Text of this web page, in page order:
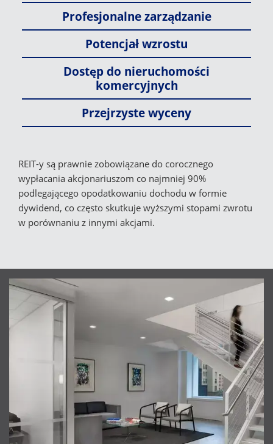
Profesjonalne zarządzanie
Potencjał wzrostu
Dostęp do nieruchomości
komercyjnych
Przejrzyste wyceny
REIT-y są prawnie zobowiązane do corocznego
wypłacania akcjonariuszom co najmniej 90%
podlegającego opodatkowaniu dochodu w formie
dywidend, co często skutkuje wyższymi stopami zwrotu
w porównaniu z innymi akcjami.